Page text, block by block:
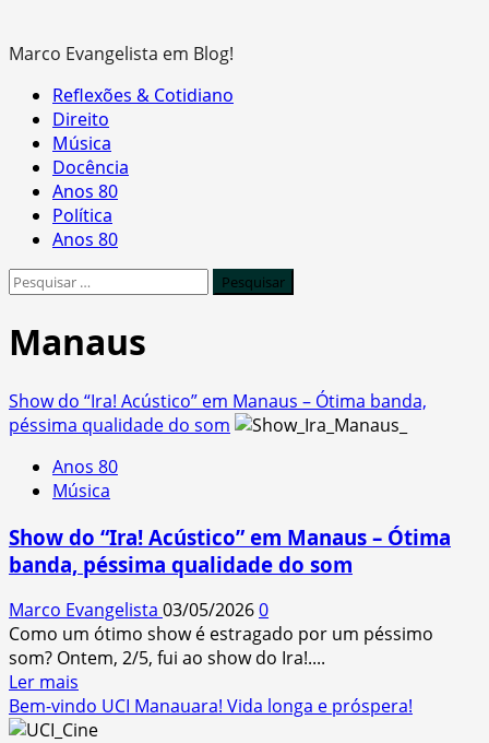
Marco Evangelista em Blog!
Primary
Menu
Reflexões & Cotidiano
Direito
Música
Docência
Anos 80
Política
Anos 80
Pesquisar
Manaus
Show do “Ira! Acústico” em Manaus – Ótima banda,
péssima qualidade do som
Anos 80
Música
Show do “Ira! Acústico” em Manaus – Ótima
banda, péssima qualidade do som
Marco Evangelista 03/05/20260
Como um ótimo show é estragado por um péssimo
som? Ontem, 2/5, fui ao show do Ira!....
Ler mais
more
about
Bem-vindo UCI Manauara! Vida longa e próspera!